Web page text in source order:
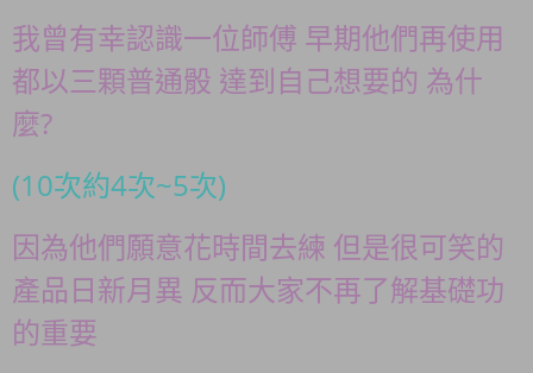
我曾有幸認識一位師傅 早期他們再使用
都以三顆普通骰 達到自己想要的 為什
麼?
(10次約4次~5次)
因為他們願意花時間去練 但是很可笑的
產品日新月異 反而大家不再了解基礎功
的重要